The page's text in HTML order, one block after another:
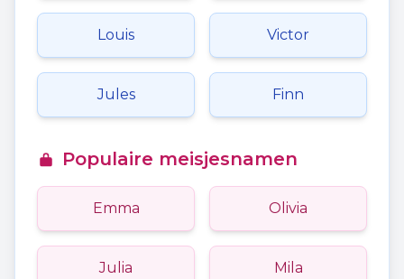
Louis Victor
Jules Finn
Populaire meisjesnamen
Emma Olivia
Julia Mila